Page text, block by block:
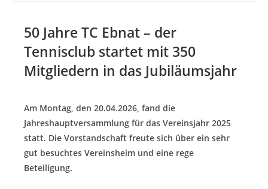
50 Jahre TC Ebnat – der
Tennisclub startet mit 350
Mitgliedern in das Jubiläumsjahr
Am Montag, den 20.04.2026, fand die
Jahreshauptversammlung für das Vereinsjahr 2025
statt. Die Vorstandschaft freute sich über ein sehr
gut besuchtes Vereinsheim und eine rege
Beteiligung.